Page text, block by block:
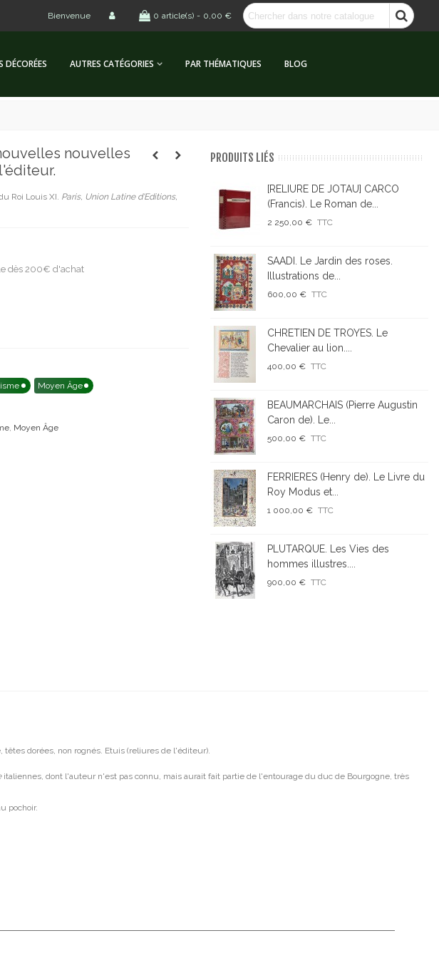
Bienvenue 0 article(s) - 0,00 €
DÉCORÉES AUTRES CATÉGORIES PAR THÉMATIQUES BLOG
nouvelles
Roi Louis XI. Paris, Union Latine d'Editions,
dès 200€ d'achat
Moyen Âge
, Moyen Âge
PRODUITS LIÉS
[RELIURE DE JOTAU] CARCO
(Francis). Le Roman de...
2 250,00 € TTC
SAADI. Le Jardin des roses.
Illustrations de...
600,00 € TTC
CHRETIEN DE TROYES. Le
Chevalier au lion....
400,00 € TTC
BEAUMARCHAIS (Pierre Augustin
Caron de). Le...
500,00 € TTC
FERRIERES (Henry de). Le Livre du
Roy Modus et...
1 000,00 € TTC
PLUTARQUE. Les Vies des
hommes illustres....
900,00 € TTC
dorées, non rognés. Etuis (reliures de l'éditeur).
italiennes, dont l'auteur n'est pas connu, mais aurait fait partie de l'entourage du duc de Bourgogne, très
pochoir.